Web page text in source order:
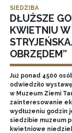
SIEDZIBA
DŁUŻSZE
KWIETNIU W
OBRZĘDEM”
Już ponad 4500
odwiedziło
w Muzeum Ziemi
zainteresowanie
wydłużeniu godzin
siedzibie muzeum
kwietniowe